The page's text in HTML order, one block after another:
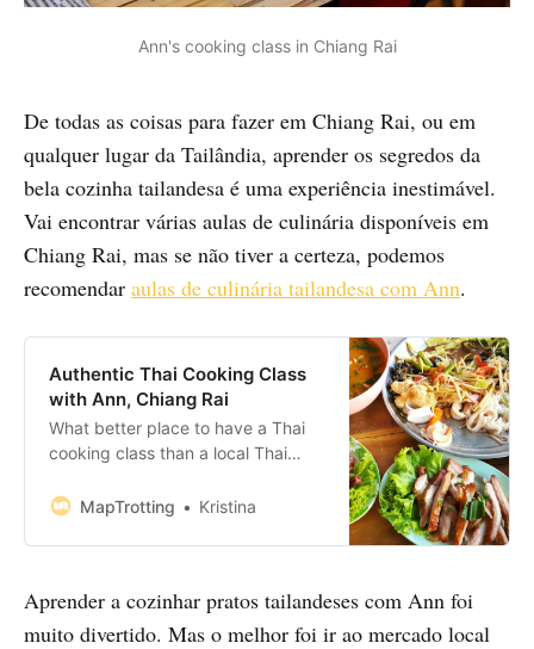
Ann's cooking class in Chiang Rai
De todas as coisas para fazer em Chiang Rai, ou em
qualquer lugar da Tailândia, aprender os segredos da
bela cozinha tailandesa é uma experiência inestimável.
Vai encontrar várias aulas de culinária disponíveis em
Chiang Rai, mas se não tiver a certeza, podemos
recomendar aulas de culinária tailandesa com Ann.
Authentic Thai Cooking Class
with Ann, Chiang Rai
What better place to have a Thai
cooking class than a local Thai
around Thailand for nearly a month
learn the secrets of the delicious
take A Thai cooking class in Chiang
MapTrotting Kristina
Aprender a cozinhar pratos tailandeses com Ann foi
muito divertido. Mas o melhor foi ir ao mercado local